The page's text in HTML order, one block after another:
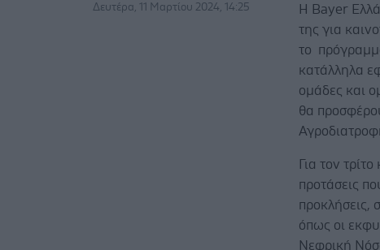
Δευτέρα, 11 Μαρτίου 2024, 14:25
H Bayer
της για
το
κατάλληλα
ομάδες και
θα
Για τον
προτάσεις
προκλήσεις,
όπως οι
Νεφρική